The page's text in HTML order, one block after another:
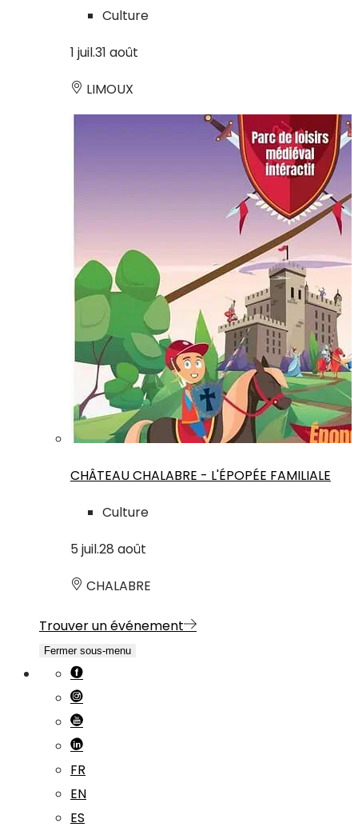
Culture
1 juil.31 août
LIMOUX
CHÂTEAU CHALABRE - L'ÉPOPÉE FAMILIALE
Culture
5 juil.28 août
CHALABRE
Trouver un événement
Fermer sous-menu
FR
EN
ES